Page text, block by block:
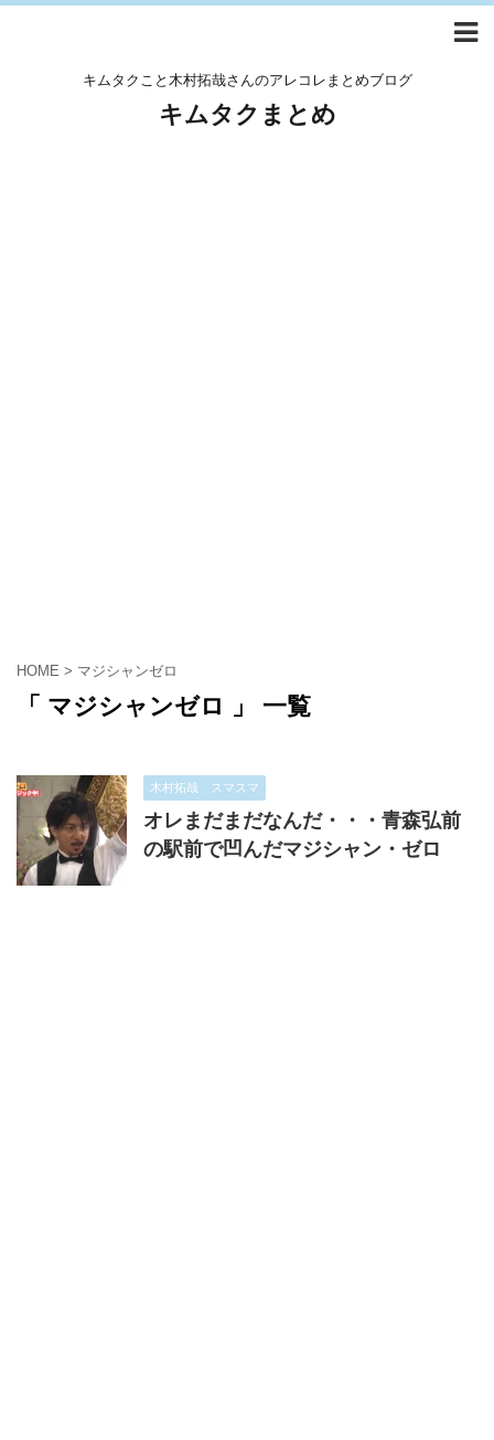
キムタクこと木村拓哉さんのアレコレまとめブログ
キムタクまとめ
HOME > マジシャンゼロ
「 マジシャンゼロ 」 一覧
木村拓哉 スマスマ
オレまだまだなんだ・・・青森弘前
の駅前で凹んだマジシャン・ゼロ